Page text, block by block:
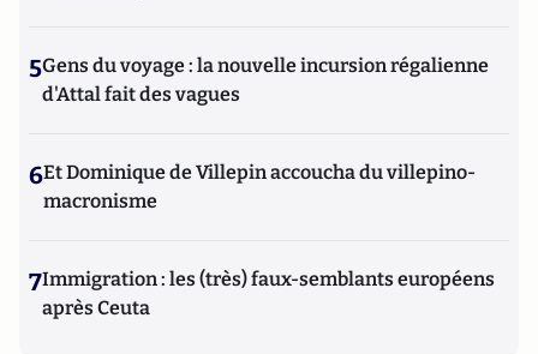
5Gens du voyage : la nouvelle incursion régalienne
d'Attal fait des vagues
6Et Dominique de Villepin accoucha du villepino-
macronisme
7Immigration : les (très) faux-semblants européens
après Ceuta